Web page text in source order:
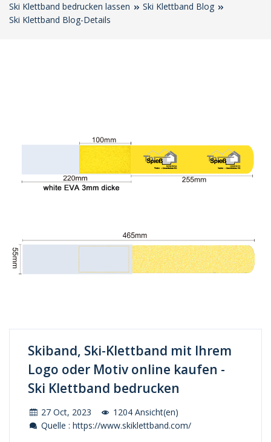
Ski Klettband bedrucken lassen
Ski Klettband Blog
Ski Klettband Blog-Details
Skiband, Ski-Klettband mit Ihrem
Logo oder Motiv online kaufen -
Ski Klettband bedrucken
27 Oct, 2023
1204 Ansicht(en)
Quelle : https://www.skiklettband.com/